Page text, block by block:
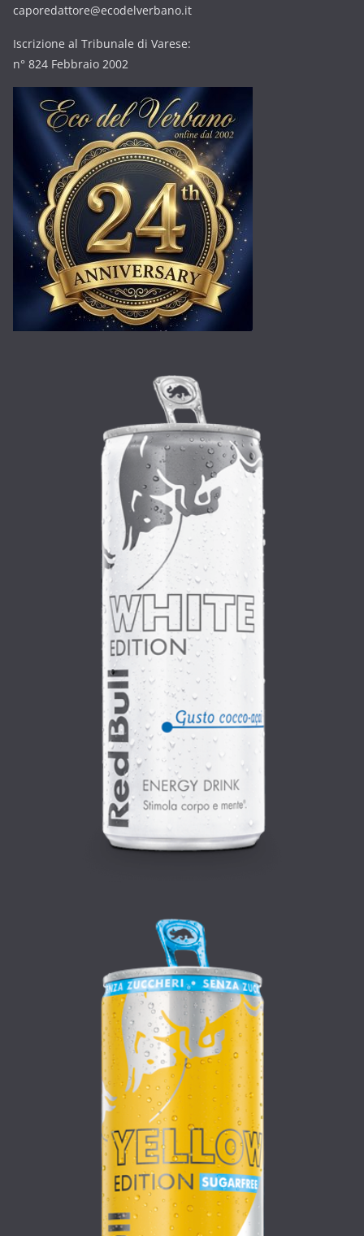
caporedattore@ecodelverbano.it
Iscrizione al Tribunale di Varese:
n° 824 Febbraio 2002